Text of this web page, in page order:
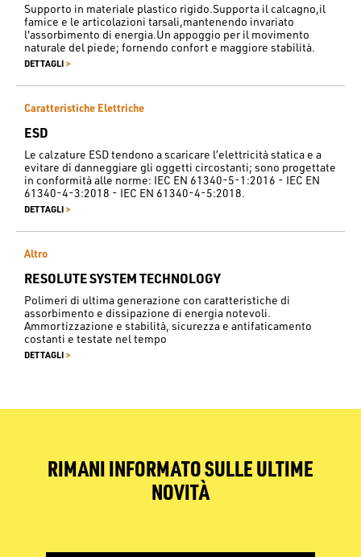
Supporto in materiale plastico rigido.Supporta il calcagno,il
famice e le articolazioni tarsali,mantenendo invariato
l'assorbimento di energia.Un appoggio per il movimento
naturale del piede; fornendo confort e maggiore stabilità.
DETTAGLI >
Caratteristiche Elettriche
ESD
Le calzature ESD tendono a scaricare l’elettricità statica e a
evitare di danneggiare gli oggetti circostanti; sono progettate
in conformità alle norme: IEC EN 61340-5-1:2016 - IEC EN
61340-4-3:2018 - IEC EN 61340-4-5:2018.
DETTAGLI >
Altro
RESOLUTE SYSTEM TECHNOLOGY
Polimeri di ultima generazione con caratteristiche di
assorbimento e dissipazione di energia notevoli.
Ammortizzazione e stabilità, sicurezza e antifaticamento
costanti e testate nel tempo
DETTAGLI >
RIMANI INFORMATO SULLE ULTIME
NOVITÀ